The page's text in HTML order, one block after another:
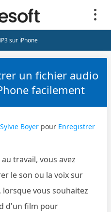
sur iPhone
un fichier audio
facilement
Sylvie Boyer pour Enregistrer
travail, vous avez
le son ou la voix sur
vous souhaitez
d'un film pour